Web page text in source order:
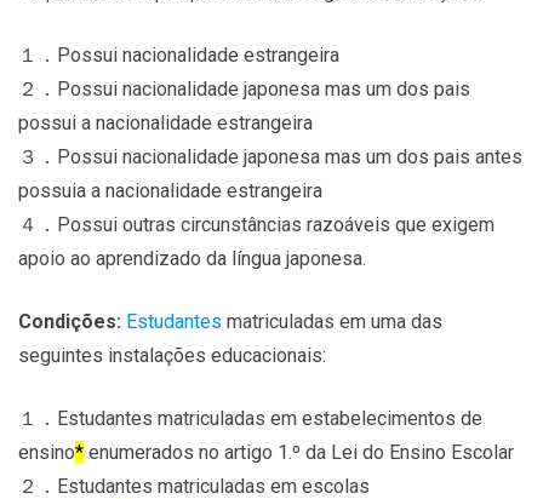
１．Possui nacionalidade estrangeira
２．Possui nacionalidade japonesa mas um dos pais
possui a nacionalidade estrangeira
３．Possui nacionalidade japonesa mas um dos pais antes
possuia a nacionalidade estrangeira
４．Possui outras circunstâncias razoáveis ​​que exigem
apoio ao aprendizado da língua japonesa.
Condições: Estudantes matriculadas em uma das
seguintes instalações educacionais:
１．Estudantes matriculadas em estabelecimentos de
ensino* enumerados no artigo 1.º da Lei do Ensino Escolar
２．Estudantes matriculadas em escolas